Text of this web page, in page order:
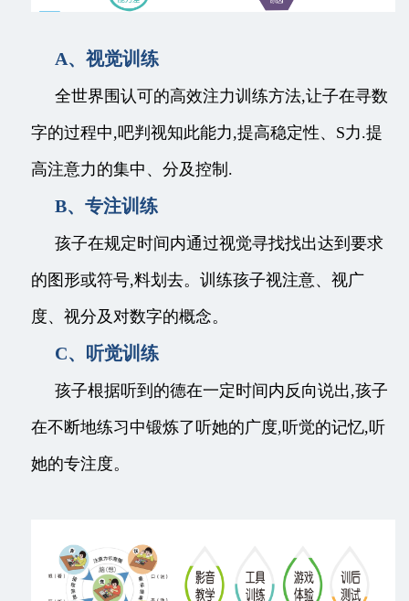
A、视觉训练
全世界围认可的高效注力训练方法,让子在寻数
字的过程中,吧判视知此能力,提高稳定性、S力.提
高注意力的集中、分及控制.
B、专注训练
孩子在规定时间内通过视觉寻找找出达到要求
的图形或符号,料划去。训练孩子视注意、视广
度、视分及对数字的概念。
C、听觉训练
孩子根据听到的德在一定时间内反向说出,孩子
在不断地练习中锻炼了听她的广度,听觉的记忆,听
她的专注度。